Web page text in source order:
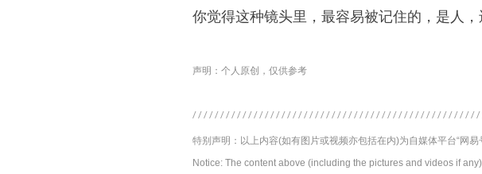
你觉得这种镜头里，最容易被记住的，是人，
声明：个人原创，仅供参考
特别声明：以上内容(如有图片或视频亦包括在内)为自媒体平台“网
Notice: The content above (including the pictures and videos if